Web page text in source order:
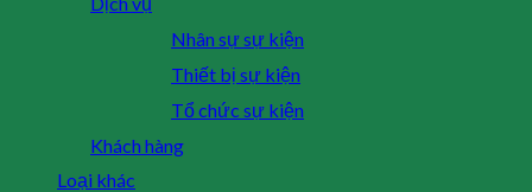
Nhân sự sự kiện
Thiết bị sự kiện
Tổ chức sự kiện
Khách hàng
Loại khác